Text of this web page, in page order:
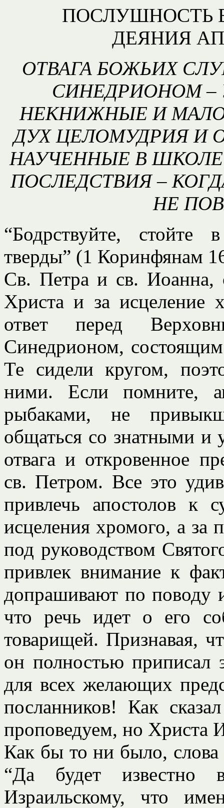
ПОСЛУШНОСТЬ
ДЕЯНИЯ
ОТВАГА БОЖЬИХ
СИНЕДРИОНОМ –
НЕКНИЖНЫЕ И
ДУХ ЦЕЛОМУДРИЯ И
НАУЧЕННЫЕ В
ПОСЛЕДСТВИЯ –
НЕ
“Бодрствуйте, стойте
тверды” (1 Коринфянам
Св. Петра и св. Иоанна,
Христа и за исцеление
ответ перед
Синедрионом,
Те сидели кругом,
ними. Если помните,
рыбаками, не
общаться со знатными и
отвага и откровенное
св. Петром. Все это
привлечь апостолов к
исцеления хромого, а за
под руководством
привлек внимание к
допрашивают по поводу
что речь идет о его
товарищей. Признавая,
он полностью приписал
для всех желающих
посланников! Как
проповедуем, но Христа
Как бы то ни было,
“Да будет
Израильскому, что